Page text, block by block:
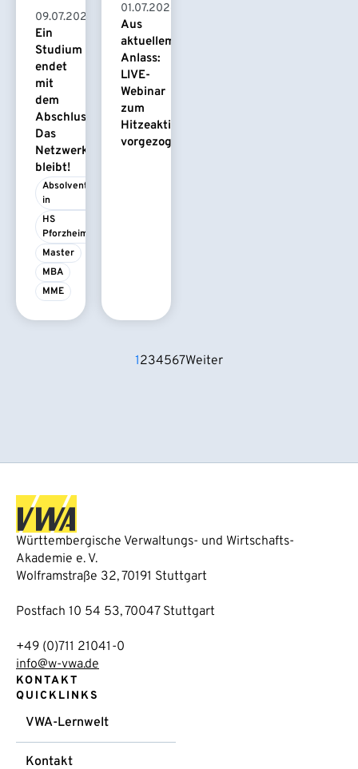
09.07.2026
Ein
Studium
endet
mit
dem
Abschluss.
Das
Netzwerk
bleibt!
Absolvent/-
in
HS
Pforzheim
Master
MBA
MME
01.07.2026
Aus
aktuellem
Anlass:
LIVE-
Webinar
zum
Hitzeaktionsplan
vorgezogen
1234567Weiter
Württembergische Verwaltungs- und Wirtschafts-
Akademie e. V.
Wolframstraße 32, 70191 Stuttgart
Postfach 10 54 53, 70047 Stuttgart
+49 (0)711 21041-0
info@w-vwa.de
KONTAKT
QUICKLINKS
VWA-Lernwelt
Kontakt